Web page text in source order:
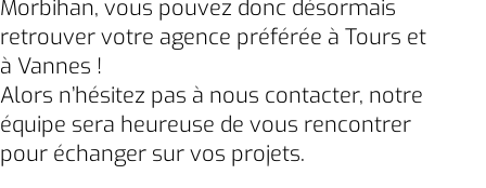
Morbihan, vous pouvez donc désormais
retrouver votre agence préférée à Tours et
à Vannes !
Alors n’hésitez pas à nous contacter, notre
équipe sera heureuse de vous rencontrer
pour échanger sur vos projets.